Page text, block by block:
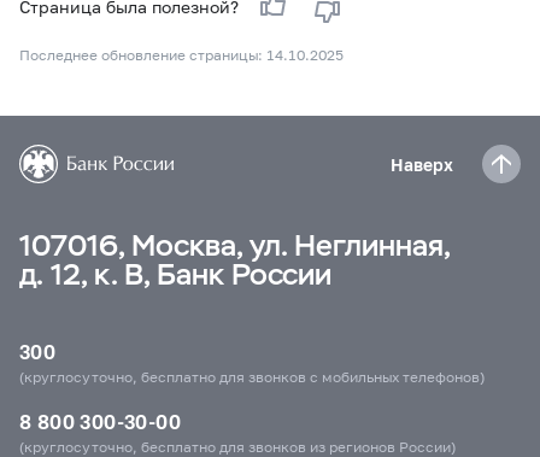
Страница была полезной?
Последнее обновление страницы: 14.10.2025
Наверх
107016, Москва, ул. Неглинная,
д. 12, к. В, Банк России
300
(круглосуточно, бесплатно для звонков с мобильных телефонов)
8 800 300-30-00
(круглосуточно, бесплатно для звонков из регионов России)